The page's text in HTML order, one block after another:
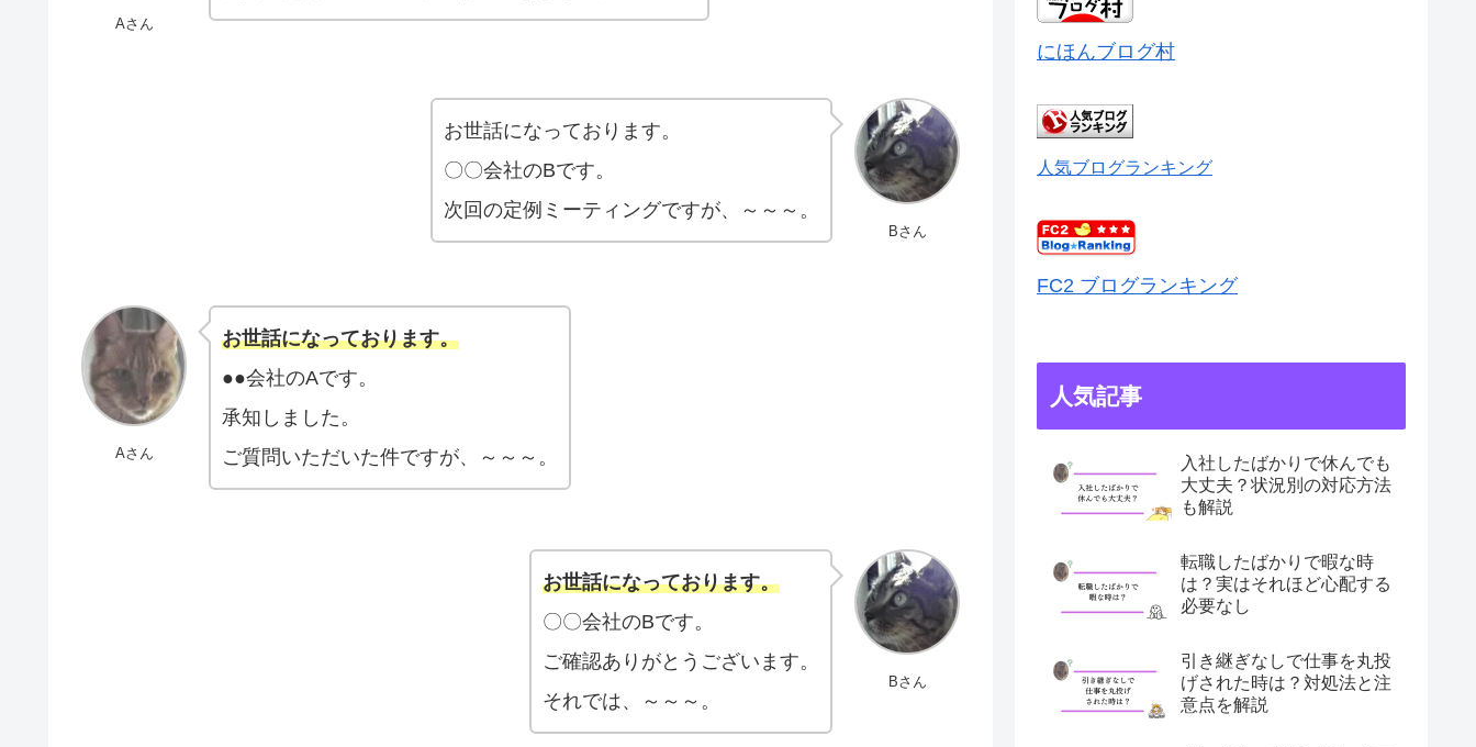
Aさん
Bさん
お世話になっております。
〇〇会社のBです。
次回の定例ミーティングですが、～～～。
Aさん
お世話になっております。
●●会社のAです。
承知しました。
ご質問いただいた件ですが、～～～。
Bさん
お世話になっております。
〇〇会社のBです。
ご確認ありがとうございます。
それでは、～～～。
にほんブログ村
人気ブログランキング
FC2 ブログランキング
人気記事
入社したばかりで休んでも
大丈夫？状況別の対応方法
も解説
転職したばかりで暇な時
は？実はそれほど心配する
必要なし
引き継ぎなしで仕事を丸投
げされた時は？対処法と注
意点を解説